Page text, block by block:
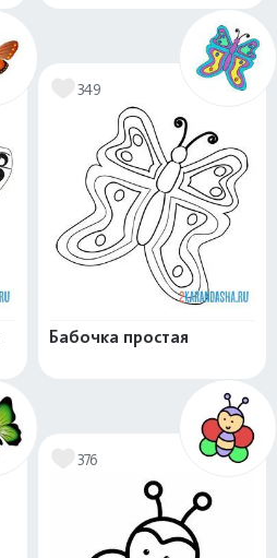
349
Бабочка простая
376